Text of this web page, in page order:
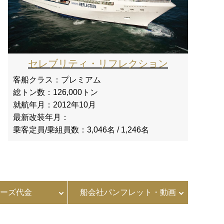
セレブリティ・リフレクション
客船クラス： プレミアム
総トン数： 126,000トン
就航年月： 2012年10月
最新改装年月：
乗客定員/乗組員数： 3,046名 / 1,246名
ズ代金 船会社パンフレット・動画